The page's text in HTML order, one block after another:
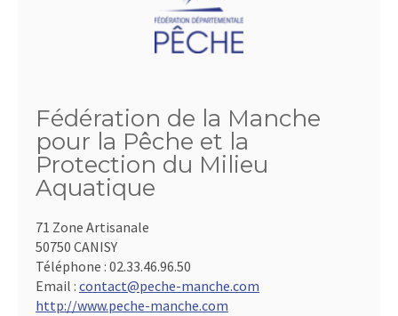
Fédération de la Manche
pour la Pêche et la
Protection du Milieu
Aquatique
71 Zone Artisanale
50750 CANISY
Téléphone : 02.33.46.96.50
Email : contact@peche-manche.com
http://www.peche-manche.com